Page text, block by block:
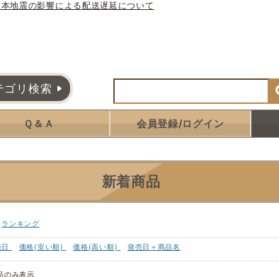
本地震の影響による配送遅延について
ゴリ検索
Ｑ＆Ａ 会員登録/ログイン
新着商品
ランキング
価格(安い順) 価格(高い順) 発売日＋商品名
のみ表示